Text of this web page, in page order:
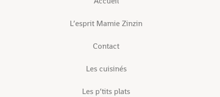
L’esprit Mamie Zinzin
Contact
Les cuisinés
Les p’tits plats